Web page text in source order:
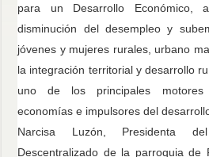
para un Desarrollo
disminución del desempleo y
jóvenes y mujeres rurales, urbano
la integración territorial y desarrollo
uno de los principales motores
economías e impulsores del
Narcisa Luzón, Presidenta
Descentralizado de la parroquia de